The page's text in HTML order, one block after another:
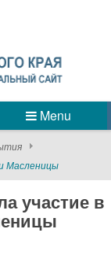
Menu
Масленицы
участие в